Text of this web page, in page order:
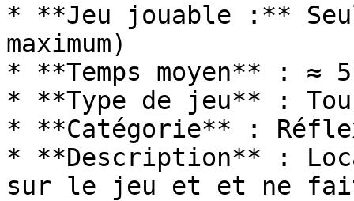
* **Jeu jouable :**
maximum)
* **Temps moyen** : ≈
* **Type de jeu** :
* **Catégorie** :
* **Description** :
sur le jeu et et ne